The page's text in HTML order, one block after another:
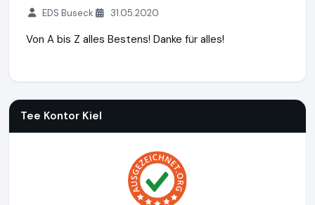
EDS Buseck 31.05.2020
Von A bis Z alles Bestens! Danke für alles!
Tee Kontor Kiel